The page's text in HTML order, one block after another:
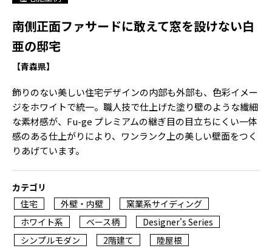
南側正面ファサードに敢えて窓を設けない白
亜の邸宅
【青森県】
飾りのない美しい住宅デザインの内部も外部も、色彩イメー
ジをホワイトで統一。職人技で仕上げた塗り壁のような繊細
な素材感が、Fu-ge プレミアムの継ぎ目の目立ちにくい一体
感のある仕上がりにより、ワンランク上の美しい壁面をつく
りあげています。
カテゴリ
住宅
外壁・内壁
窯業系サイディング
ホワイト系
ベース柄
Designer's Series
シンプルモダン
2階建て 陸屋根